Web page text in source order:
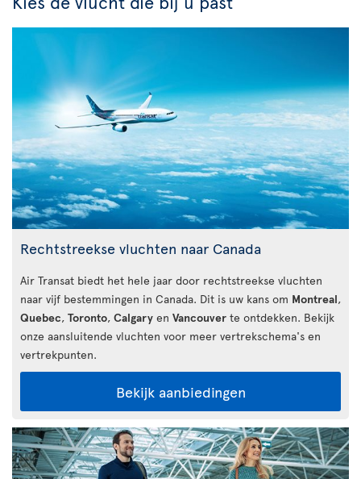
Rechtstreekse vluchten naar Canada
Air Transat biedt het hele jaar door rechtstreekse vluchten
naar vijf bestemmingen in Canada. Dit is uw kans om Montreal,
Quebec, Toronto, Calgary en Vancouver te ontdekken. Bekijk
onze aansluitende vluchten voor meer vertrekschema's en
vertrekpunten.
Bekijk aanbiedingen